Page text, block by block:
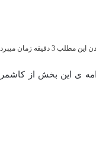
مطلب 3 دقیقه زمان میبرد
ی این بخش از کاشمر